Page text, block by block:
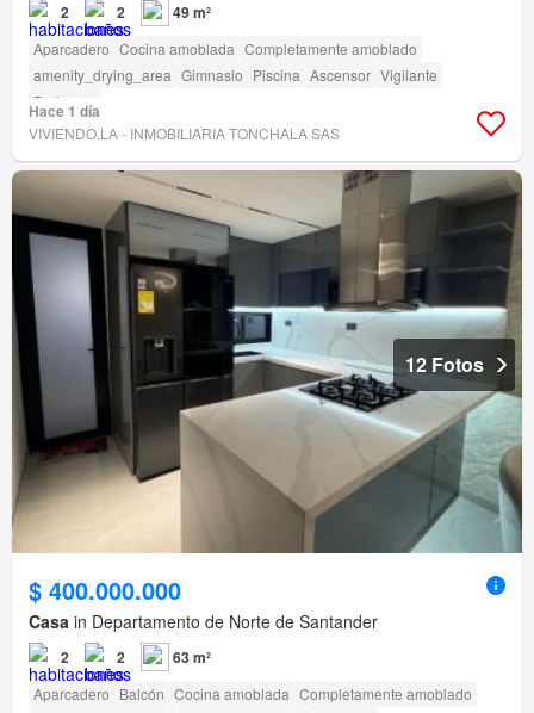
2 2 49 m²
Aparcadero Cocina amoblada Completamente amoblado
amenity_drying_area Gimnasio Piscina Ascensor Vigilante
Barbecue
Hace 1 día
VIVIENDO.LA - INMOBILIARIA TONCHALA SAS
12 Fotos
$ 400.000.000
Casa in Departamento de Norte de Santander
2 2 63 m²
Aparcadero Balcón Cocina amoblada Completamente amoblado